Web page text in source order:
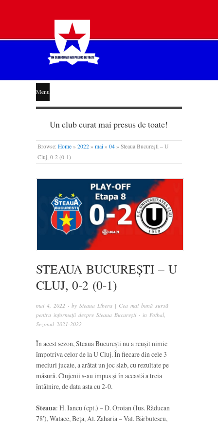
STEAUA
LIBERĂ
Menu
Un club curat mai presus de toate!
Browse: Home » 2022 » mai » 04 » Steaua București – U
Cluj, 0-2 (0-1)
STEAUA BUCUREȘTI – U
CLUJ, 0-2 (0-1)
mai 4, 2022 · by Steaua Libera | Cea mai bună sursă
pentru informații despre Steaua București · in Fotbal,
Sezonul 2021-2022
În acest sezon, Steaua București nu a reușit nimic
împotriva celor de la U Cluj. În fiecare din cele 3
meciuri jucate, a arătat un joc slab, cu rezultate pe
măsură. Clujenii s-au impus și în această a treia
întâlnire, de data asta cu 2-0.
Steaua: H. Iancu (cpt.) – D. Oroian (Ius. Răducan
78′), Walace, Beța, Al. Zaharia – Val. Bărbulescu,